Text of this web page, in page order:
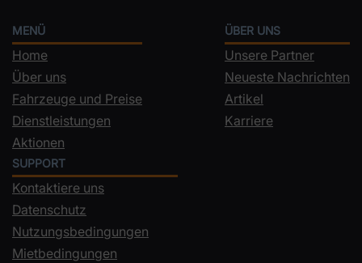
MENÜ
Home
Über uns
Fahrzeuge und Preise
Dienstleistungen
Aktionen
ÜBER UNS
Unsere Partner
Neueste Nachrichten
Artikel
Karriere
SUPPORT
Kontaktiere uns
Datenschutz
Nutzungsbedingungen
Mietbedingungen